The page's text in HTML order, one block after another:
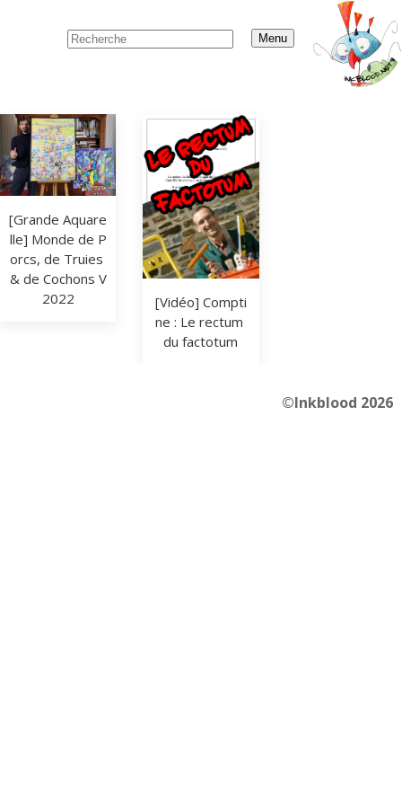
Menu
[Grande Aquare
lle] Monde de P
orcs, de Truies
& de Cochons V
2022
[Vidéo] Compti
ne : Le rectum
du factotum
©Inkblood 2026